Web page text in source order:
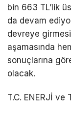
bin 663 TL’lik
da devam
devreye
aşamasında
sonuçlarına
olacak.
T.C. ENERJİ ve